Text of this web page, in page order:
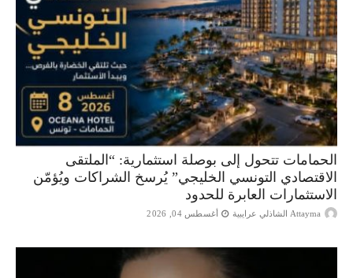
الحمامات تتحول إلى بوصلة استثمارية: “الملتقى
الاقتصادي التونسي الخليجي” يُرسخ الشراكات ويُؤمّن
الاستثمارات العابرة للحدود
Attayma الشاذلي عرايبية أغسطس 04, 2026